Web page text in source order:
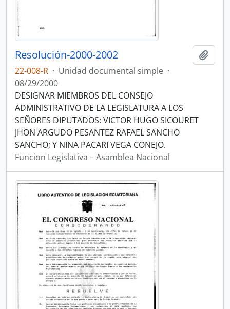
Resolución-2000-2002
22-008-R · Unidad documental simple ·
08/29/2000
DESIGNAR MIEMBROS DEL CONSEJO
ADMINISTRATIVO DE LA LEGISLATURA A LOS
SEÑORES DIPUTADOS: VICTOR HUGO SICOURET
JHON ARGUDO PESANTEZ RAFAEL SANCHO
SANCHO; Y NINA PACARI VEGA CONEJO.
Funcion Legislativa – Asamblea Nacional